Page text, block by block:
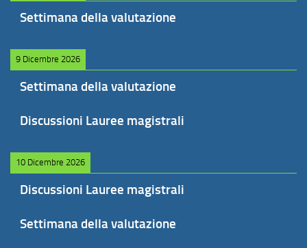
Settimana della valutazione
9 Dicembre 2026
Settimana della valutazione
Discussioni Lauree magistrali
10 Dicembre 2026
Discussioni Lauree magistrali
Settimana della valutazione